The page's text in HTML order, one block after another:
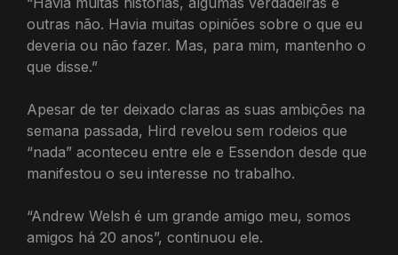
outras não. Havia muitas opiniões sobre o que eu
deveria ou não fazer. Mas, para mim, mantenho o
que disse.”
Apesar de ter deixado claras as suas ambições na
semana passada, Hird revelou sem rodeios que
“nada” aconteceu entre ele e Essendon desde que
manifestou o seu interesse no trabalho.
“Andrew Welsh é um grande amigo meu, somos
amigos há 20 anos”, continuou ele.